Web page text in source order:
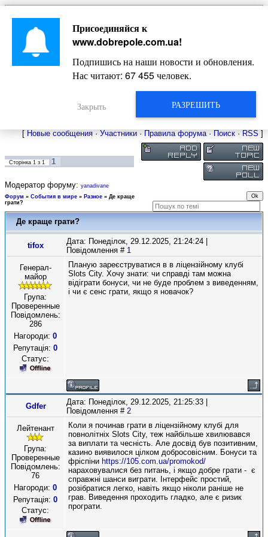
Главная
Новости
Довідкова
Фото
Оголошення
Видео
Жизнь Добропольского края
[ Новые сообщения · Участники · Правила форума· Поиск · RSS ]
Сторінка 1 з 1 1
Модератор форуму: yanadivane
Форум » События в мире » Разное » Де краще
грати?
Де краще грати?
tifox
Дата: Понеділок, 29.12.2025, 21:24:24 |
Повідомлення # 1
Генерал-
майор
Група:
Проверенные
Повідомлень:
286
Нагороди: 0
Репутація: 0
Статус:
Планую зареєструватися в в ліцензійному клубі
Slots City. Хочу знати: чи справді там можна
відіграти бонуси, чи не буде проблем з виведенням,
і чи є сенс грати, якщо я новачок?
Gdfer
Дата: Понеділок, 29.12.2025, 21:25:33 |
Повідомлення # 2
Лейтенант
Група:
Проверенные
Повідомлень:
76
Нагороди: 0
Репутація: 0
Статус:
Коли я починав грати в ліцензійному клубі для
повнолітніх Slots City, теж найбільше хвилювався
за виплати та чесність. Але досвід був позитивним,
казино виявилося цілком добросовісним. Бонуси та
фріспіни https://105.com.ua/promokod/
нараховувалися без питань, і якщо добре грати - є
справжні шанси виграти. Інтерфейс простий,
розібратися легко, навіть якщо ніколи раніше не
грав. Виведення проходить гладко, але є ризик
програти.
Присоединяйся к
www.dobrepole.com.ua!
Подпишись на наши новости и обновления.
Нас читают: 67 455человек.
РАЗРЕШИТЬ
Закрыть